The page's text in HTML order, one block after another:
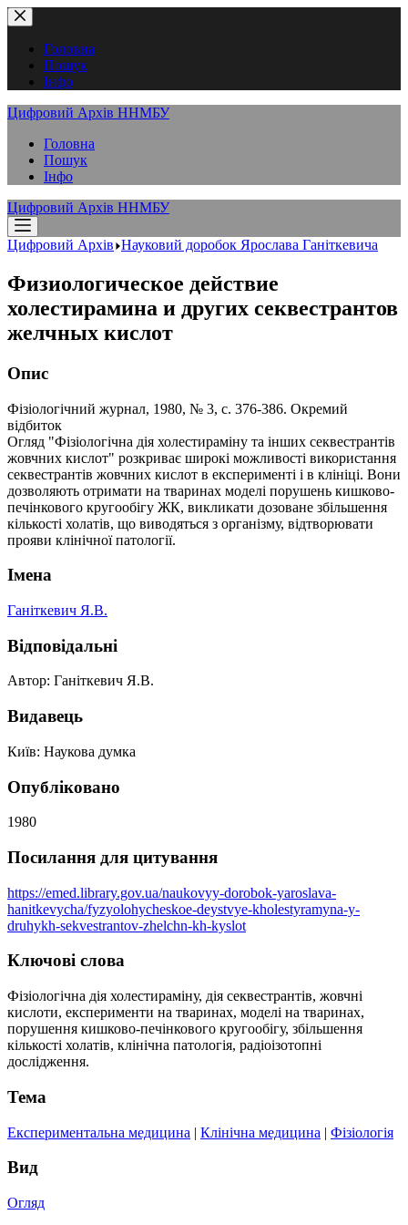
Перейти
до
вмістуГоловна
Пошук
Інфо
Цифровий Архів ННМБУ
Головна
Пошук
Інфо
Цифровий Архів ННМБУ
Цифровий Архів Науковий доробок Ярослава Ганіткевича
Физиологическое действие
холестирамина и других секвестрантов
желчных кислот
Опис
Фізіологічний журнал, 1980, № 3, с. 376-386. Окремий
відбиток
Огляд "Фізіологічна дія холестираміну та інших секвестрантів
жовчних кислот" розкриває широкі можливості використання
секвестрантів жовчних кислот в експерименті і в клініці. Вони
дозволяють отримати на тваринах моделі порушень кишково-
печінкового кругообігу ЖК, викликати дозоване збільшення
кількості холатів, що виводяться з організму, відтворювати
прояви клінічної патології.
Імена
Ганіткевич Я.В.
Відповідальні
Автор: Ганіткевич Я.В.
Видавець
Київ: Наукова думка
Опубліковано
1980
Посилання для цитування
https://emed.library.gov.ua/naukovyy-dorobok-yaroslava-
hanitkevycha/fyzyolohycheskoe-deystvye-kholestyramyna-y-
druhykh-sekvestrantov-zhelchn-kh-kyslot
Ключові слова
Фізіологічна дія холестираміну, дія секвестрантів, жовчні
кислоти, експерименти на тваринах, моделі на тваринах,
порушення кишково-печінкового кругообігу, збільшення
кількості холатів, клінічна патологія, радіоізотопні
дослідження.
Тема
Експериментальна медицина | Клінічна медицина | Фізіологія
Вид
Огляд